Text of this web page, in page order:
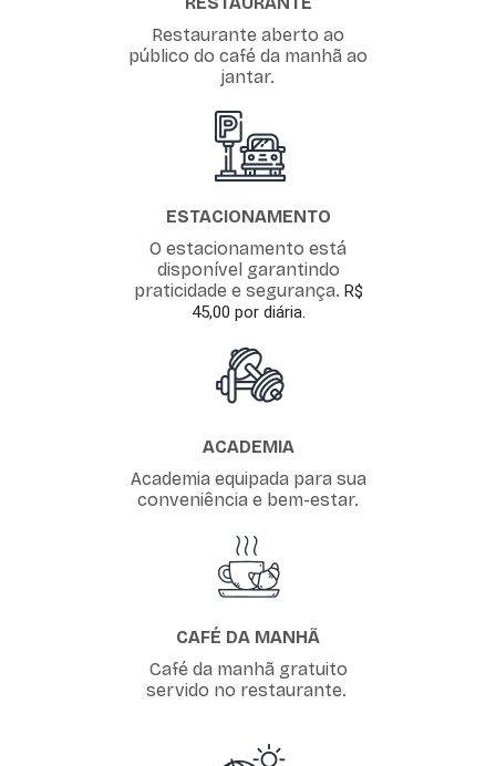
Restaurante aberto ao
público do café da manhã ao
jantar.
ESTACIONAMENTO
O estacionamento está
disponível garantindo
praticidade e segurança. R$
45,00 por diária.
ACADEMIA
Academia equipada para sua
conveniência e bem-estar.
CAFÉ DA MANHÃ
Café da manhã gratuito
servido no restaurante.